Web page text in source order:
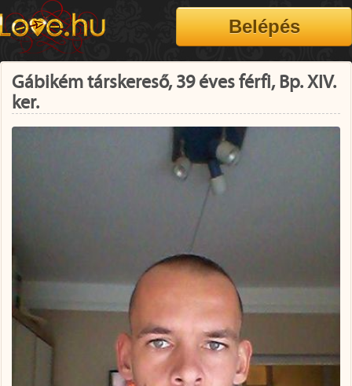
Gábikém társkereső, 39 éves férfi, Bp. XIV.
ker.